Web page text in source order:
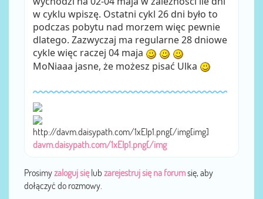
w cyklu wpiszę. Ostatni cykl 26 dni było to
podczas pobytu nad morzem więc pewnie
dlatego. Zazwyczaj ma regularne 28 dniowe
cykle więc raczej 04 maja
MoNiaaa jasne, że możesz pisać Ulka
http://davm.daisypath.com/1xEIp1.png[/img[img]
davm.daisypath.com/1xEIp1.png[/img
Prosimyzaloguj sięlub zarejestruj się na forumsię, aby
dołączyć do rozmowy.